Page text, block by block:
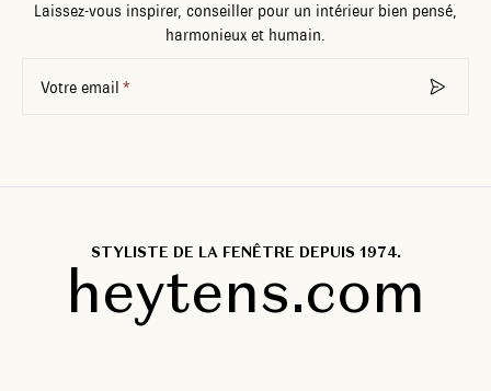
Laissez-vous inspirer, conseiller pour un intérieur bien pensé,
harmonieux et humain.
Votre email
STYLISTE DE LA FENÊTRE DEPUIS 1974.
heytens.com